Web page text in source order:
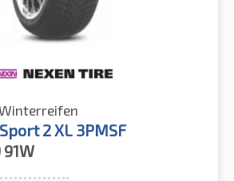
2 XL 3PMSF
91W